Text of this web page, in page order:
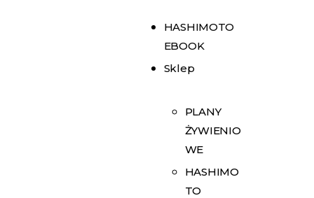
HASHIMOTO
EBOOK
Sklep
PLANY
ŻYWIENIO
WE
HASHIMO
TO